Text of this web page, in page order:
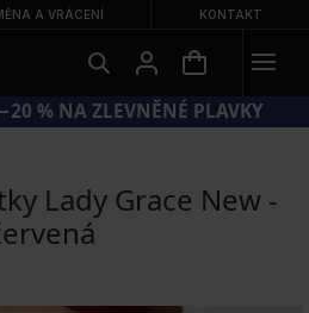
A VRÁCENÍ KONTAKT
% NA ZLEVNĚNÉ PLAVKY
Lady Grace New -